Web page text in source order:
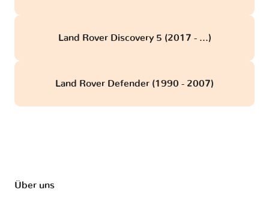
Land Rover Discovery 5 (2017 - ...)
Land Rover Defender (1990 - 2007)
Über uns